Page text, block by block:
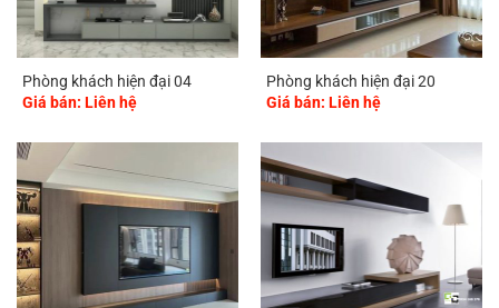
Phòng khách hiện đại 04
Giá bán: Liên hệ
Phòng khách hiện đại 20
Giá bán: Liên hệ